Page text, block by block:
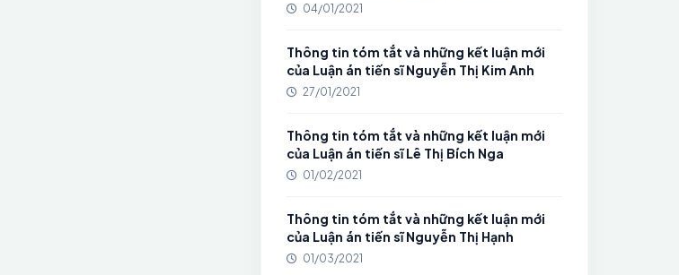
04/01/2021
Thông tin tóm tắt và những kết luận mới
của Luận án tiến sĩ Nguyễn Thị Kim Anh
27/01/2021
Thông tin tóm tắt và những kết luận mới
của Luận án tiến sĩ Lê Thị Bích Nga
01/02/2021
Thông tin tóm tắt và những kết luận mới
của Luận án tiến sĩ Nguyễn Thị Hạnh
01/03/2021